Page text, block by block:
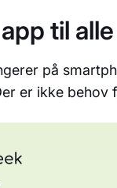
til
på
er ikke behov